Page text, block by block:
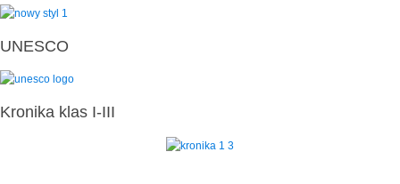
UNESCO
Kronika klas I-III